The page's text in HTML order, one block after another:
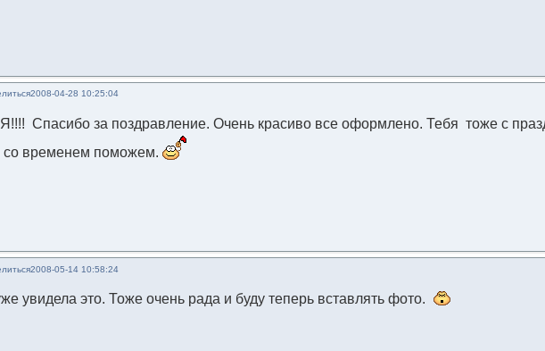
2008-04-28 10:25:04
Спасибо за поздравление. Очень красиво все оформлено. Тебя тоже с
временем поможем.
2008-05-14 10:58:24
увидела это. Тоже очень рада и буду теперь вставлять фото.